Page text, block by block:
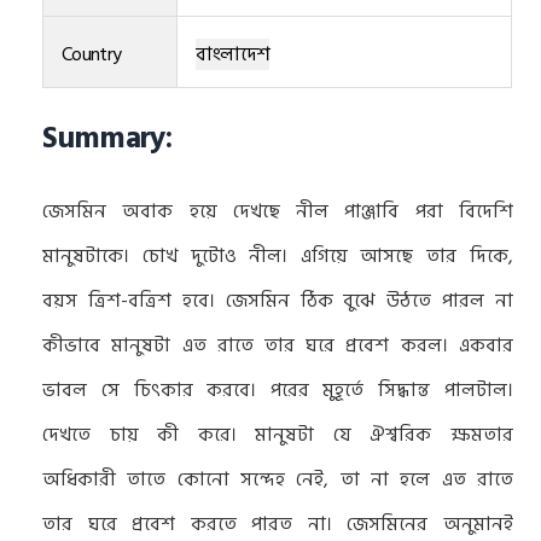
Country বাংলাদেশ
Summary:
জেসমিন অবাক হয়ে দেখছে নীল পাঞ্জাবি পরা বিদেশি
মানুষটাকে। চোখ দুটোও নীল। এগিয়ে আসছে তার দিকে,
বয়স ত্রিশ-বত্রিশ হবে। জেসমিন ঠিক বুঝে উঠতে পারল না
কীভাবে মানুষটা এত রাতে তার ঘরে প্রবেশ করল। একবার
ভাবল সে চিৎকার করবে। পরের মুহূর্তে সিদ্ধান্ত পালটাল।
দেখতে চায় কী করে। মানুষটা যে ঐশ্বরিক ক্ষমতার
অধিকারী তাতে কোনো সন্দেহ নেই, তা না হলে এত রাতে
তার ঘরে প্রবেশ করতে পারত না। জেসমিনের অনুমানই